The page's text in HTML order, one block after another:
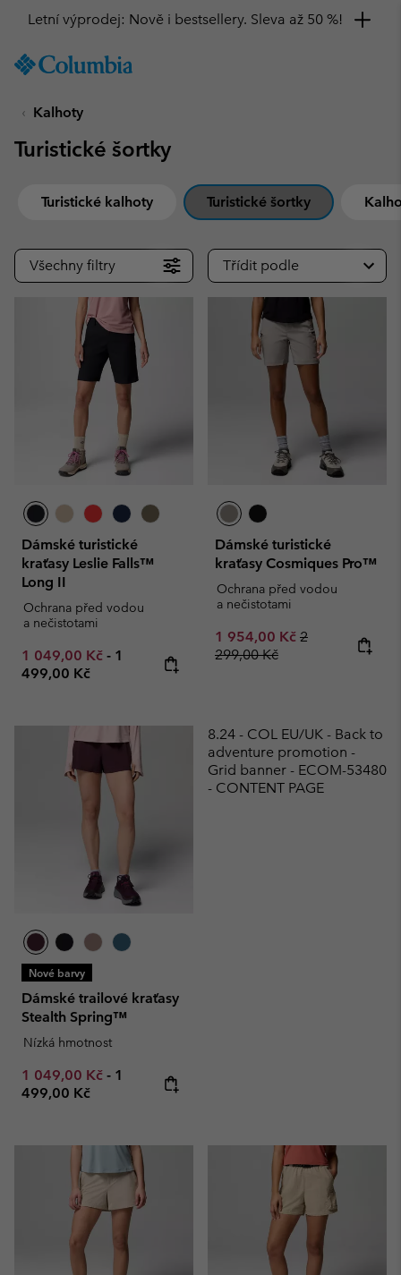
TO
SKIP
MAIN
SKIP
Letní výprodej: Nově i bestsellery. Sleva až 50 %!
Kalhoty
Turistické šortky
Turistické kalhoty Turistické šortky
Všechny filtry Třídit podle
Dámské turistické
kraťasy Leslie Falls™
Long II
Ochrana před vodou
a nečistotami
Minimum sale price:
1 049,00 Kč - Maximum price:
1
499,00 Kč
Dámské turistické
kraťasy Cosmiques Pro™
Ochrana před vodou
a nečistotami
Sale price:
1 954,00 Kč Regular price:
2
299,00 Kč
Nové barvy
Dámské trailové kraťasy
Stealth Spring™
Nízká hmotnost
Minimum sale price:
1 049,00 Kč - Maximum price:
1
499,00 Kč
8.24 - COL EU/UK - Back to
adventure promotion -
Grid banner - ECOM-53480
- CONTENT PAGE